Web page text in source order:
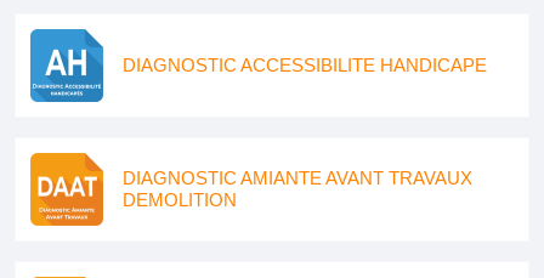
DIAGNOSTIC ACCESSIBILITE HANDICAPE
DIAGNOSTIC AMIANTE AVANT TRAVAUX
DEMOLITION